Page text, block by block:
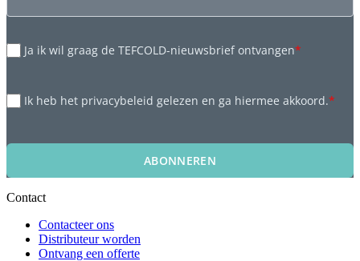
Ja ik wil graag de TEFCOLD-nieuwsbrief ontvangen*
Ik heb het privacybeleid gelezen en ga hiermee akkoord.*
ABONNEREN
Contact
Contacteer ons
Distributeur worden
Ontvang een offerte